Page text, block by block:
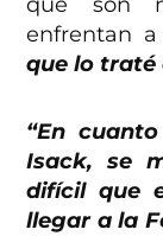
enfrentan
que lo traté
“En
Isack, se
difícil que
llegar a la